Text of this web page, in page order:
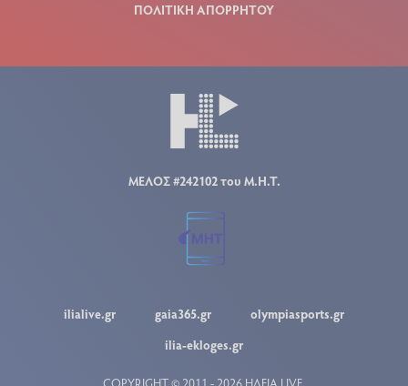
ΠΟΛΙΤΙΚΗ ΑΠΟΡΡΗΤΟΥ
ΜΕΛΟΣ #242102 του Μ.Η.Τ.
ilialive.gr gaia365.gr
olympiasports.gr
ilia-ekloges.gr